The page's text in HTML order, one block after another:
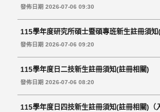
發佈日期 2026-07-06 09:30
115學年度研究所碩士暨碩專班新生註冊須
發佈日期 2026-07-06 09:20
115學年度日二技新生註冊須知(註冊相關)
發佈日期 2026-07-06 08:20
115學年度日四技新生註冊須知(註冊相關)（